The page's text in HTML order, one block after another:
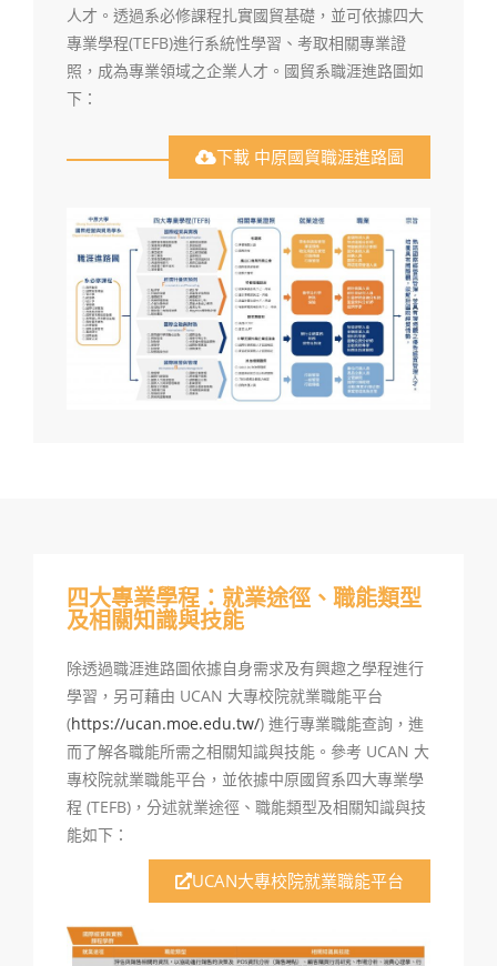
人才。透過系必修課程扎實國貿基礎，並可依據四大
專業學程(TEFB)進行系統性學習、考取相關專業證
照，成為專業領域之企業人才。國貿系職涯進路圖如
下：
下載 中原國貿職涯進路圖
四大專業學程：就業途徑、職能類型
及相關知識與技能
除透過職涯進路圖依據自身需求及有興趣之學程進行
學習，另可藉由 UCAN 大專校院就業職能平台
(https://ucan.moe.edu.tw/) 進行專業職能查詢，進
而了解各職能所需之相關知識與技能。參考 UCAN 大
專校院就業職能平台，並依據中原國貿系四大專業學
程 (TEFB)，分述就業途徑、職能類型及相關知識與技
能如下：
UCAN大專校院就業職能平台